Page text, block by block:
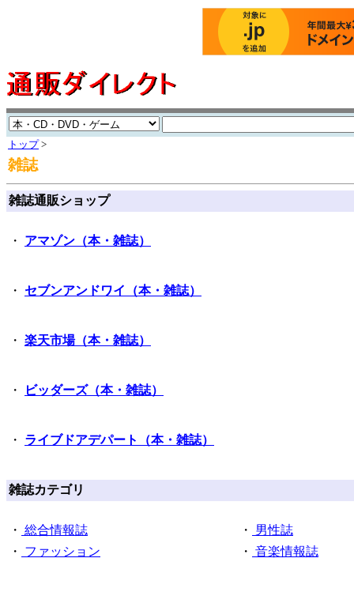
トップ >
雑誌
雑誌通販ショップ
・ アマゾン（本・雑誌）
・ セブンアンドワイ（本・雑誌）
・ 楽天市場（本・雑誌）
・ ビッダーズ（本・雑誌）
・ ライブドアデパート（本・雑誌）
雑誌カテゴリ
・ 総合情報誌 ・
男性誌
・
ファッション ・ 音楽情報誌